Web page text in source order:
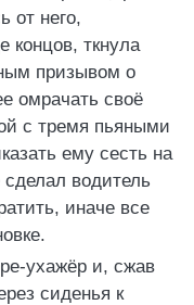
от него,
концов, ткнула
призывом о
омрачать своё
с тремя пьяными
ему сесть на
сделал водитель
иначе все
ухажёр и, сжав
сиденья к